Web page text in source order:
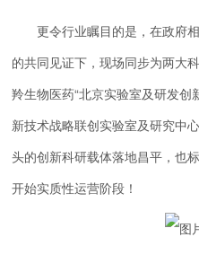
更令行业瞩目的是，在政府
的共同见证下，现场同步为两大
羚生物医药“北京实验室及研发创
新技术战略联创实验室及研究中
头的创新科研载体落地昌平，也
开始实质性运营阶段！